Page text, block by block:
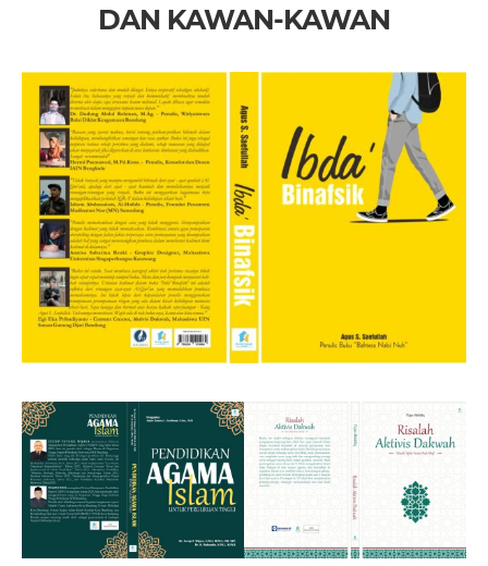
DAN KAWAN-KAWAN